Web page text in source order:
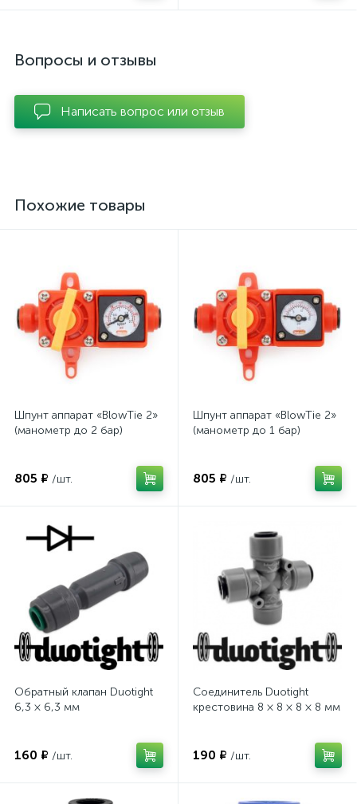
Вопросы и отзывы
Написать вопрос или отзыв
Похожие товары
Шпунт аппарат «BlowTie 2»
(манометр до 2 бар)
805 ₽ /шт.
Шпунт аппарат «BlowTie 2»
(манометр до 1 бар)
805 ₽ /шт.
Обратный клапан Duotight
6,3 × 6,3 мм
160 ₽ /шт.
Соединитель Duotight
крестовина 8 × 8 × 8 × 8 мм
190 ₽ /шт.